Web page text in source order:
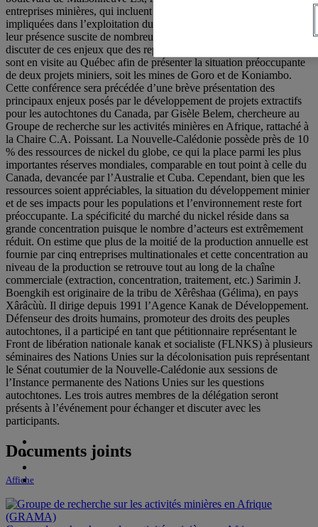
entreprises minières, qui incluent des intérêts canadiens, sont
impliquées dans l’exploitation du nickel en Nouvelle-Calédonie et
leur présence suscite de nombreux débats. C’est d’ailleurs pour
discuter de ces enjeux que des représentants autochtones kanaks
sont en visite au Québec afin de présenter la situation préoccupante
de deux projets miniers, soit les mines de Goro et de Koniambo.
Cette conférence sera précédée d’une brève présentation des
principaux enjeux posés par le développement de projets extractifs
pour les autochtones du Canada, par Gisèle Belem, chercheure au
Groupe de recherche sur les activités minières en Afrique, rattaché à
la Chaire C.A. Poissant. La Nouvelle-Calédonie possède près de 10
% des ressources de nickel du globe, ce qui la place parmi les plus
importantes réserves mondiales, comparable en tout point à celle du
Canada, devancée par l’Australie et Cuba. Cependant, bien que les
ressources soient appréciables, la situation du développement minier
et de ses impacts pour les populations et l’environnement reste fort
préoccupante. La spécificité du marché du nickel réside dans sa
grande concentration puisque le nombre d’acteurs est extrêmement
réduit. On estime que plus de la moitié de la production annuelle est
fournie par cinq entreprises multinationales et cette concentration au
niveau de la production se retrouve tout au long de la chaîne
commerciale (extraction, concentration, traitement, etc.) Sarimin J.
Boengkih est originaire de la tribu de Xêrêshaa (Gélima), en pays
Xârâcùù. Il dirige depuis 1991 l’Agence Kanak de Développement.
Défenseur des droits humains, promoteur des droits des peuples
autochtones, il a participé en tant que pétitionnaire représentant le
Front de libération nationale kanak et socialiste (FLNKS) à plusieurs
séminaires des Nations Unies sur la décolonisation puis représentant
le Sénat coutumier de la Nouvelle-Calédonie aux sessions de
l’Instance permanente des Nations Unies sur les questions
autochtones. Les trois autres membres de la délégation seront
présents à l’événement pour échanger et discuter avec les
participants.
Documents joints
Affiche